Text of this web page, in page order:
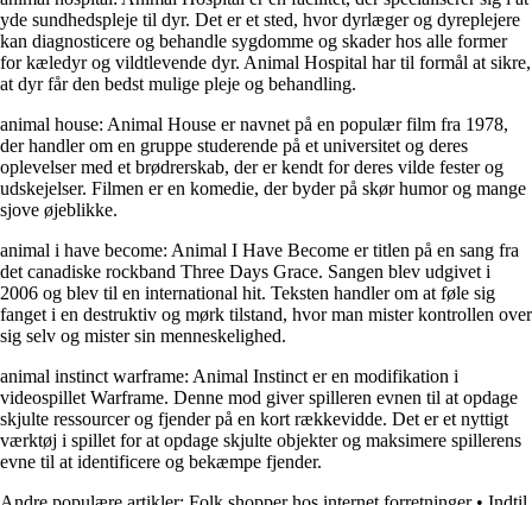
yde sundhedspleje til dyr. Det er et sted, hvor dyrlæger og dyreplejere
kan diagnosticere og behandle sygdomme og skader hos alle former
for kæledyr og vildtlevende dyr. Animal Hospital har til formål at sikre,
at dyr får den bedst mulige pleje og behandling.
animal house: Animal House er navnet på en populær film fra 1978,
der handler om en gruppe studerende på et universitet og deres
oplevelser med et brødrerskab, der er kendt for deres vilde fester og
udskejelser. Filmen er en komedie, der byder på skør humor og mange
sjove øjeblikke.
animal i have become: Animal I Have Become er titlen på en sang fra
det canadiske rockband Three Days Grace. Sangen blev udgivet i
2006 og blev til en international hit. Teksten handler om at føle sig
fanget i en destruktiv og mørk tilstand, hvor man mister kontrollen over
sig selv og mister sin menneskelighed.
animal instinct warframe: Animal Instinct er en modifikation i
videospillet Warframe. Denne mod giver spilleren evnen til at opdage
skjulte ressourcer og fjender på en kort rækkevidde. Det er et nyttigt
værktøj i spillet for at opdage skjulte objekter og maksimere spillerens
evne til at identificere og bekæmpe fjender.